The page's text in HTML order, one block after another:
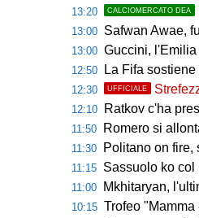
13:20 CALCIOMERCATO DEA
13:00 Safwan Awae,
13:00 Guccini, l'Emilia
12:50 La Fifa sostiene
12:30 UFFICIALE
12:10 Ratkov c'ha
11:50 Romero si
11:30 Politano on fire,
11:15 Sassuolo ko col
11:00 Mkhitaryan,
10:15 Trofeo "Mamma e